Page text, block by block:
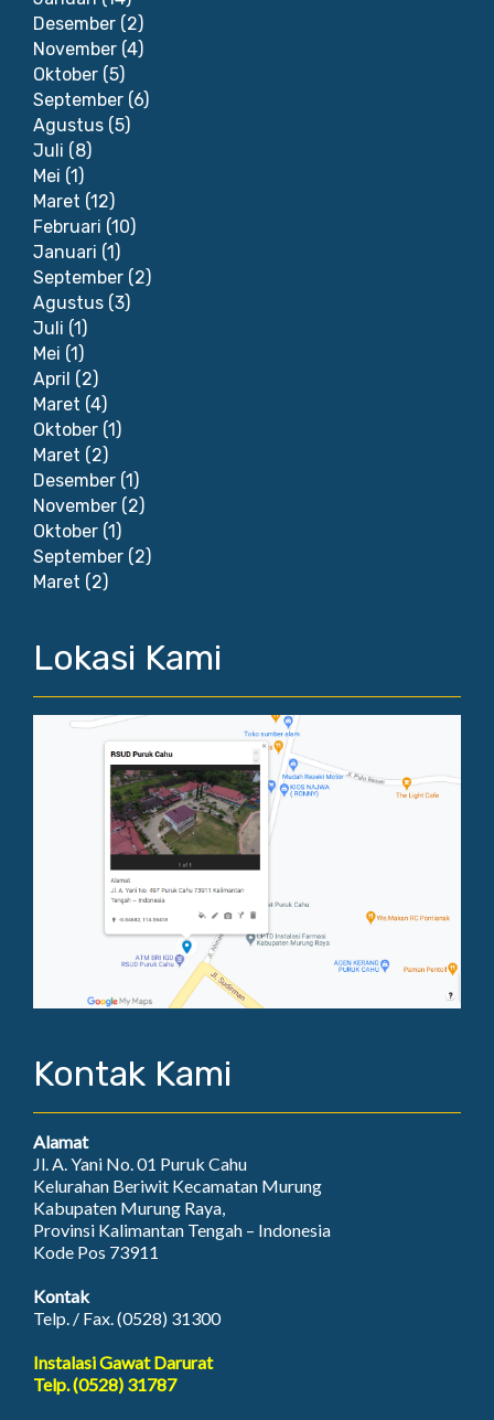
Desember (2)
November (4)
Oktober (5)
September (6)
Agustus (5)
Juli (8)
Mei (1)
Maret (12)
Februari (10)
Januari (1)
September (2)
Agustus (3)
Juli (1)
Mei (1)
April (2)
Maret (4)
Oktober (1)
Maret (2)
Desember (1)
November (2)
Oktober (1)
September (2)
Maret (2)
Lokasi Kami
Kontak Kami
Alamat
Jl. A. Yani No. 01 Puruk Cahu
Kelurahan Beriwit Kecamatan Murung
Kabupaten Murung Raya,
Provinsi Kalimantan Tengah – Indonesia
Kode Pos 73911
Kontak
Telp. / Fax. (0528) 31300
Instalasi Gawat Darurat
Telp. (0528) 31787